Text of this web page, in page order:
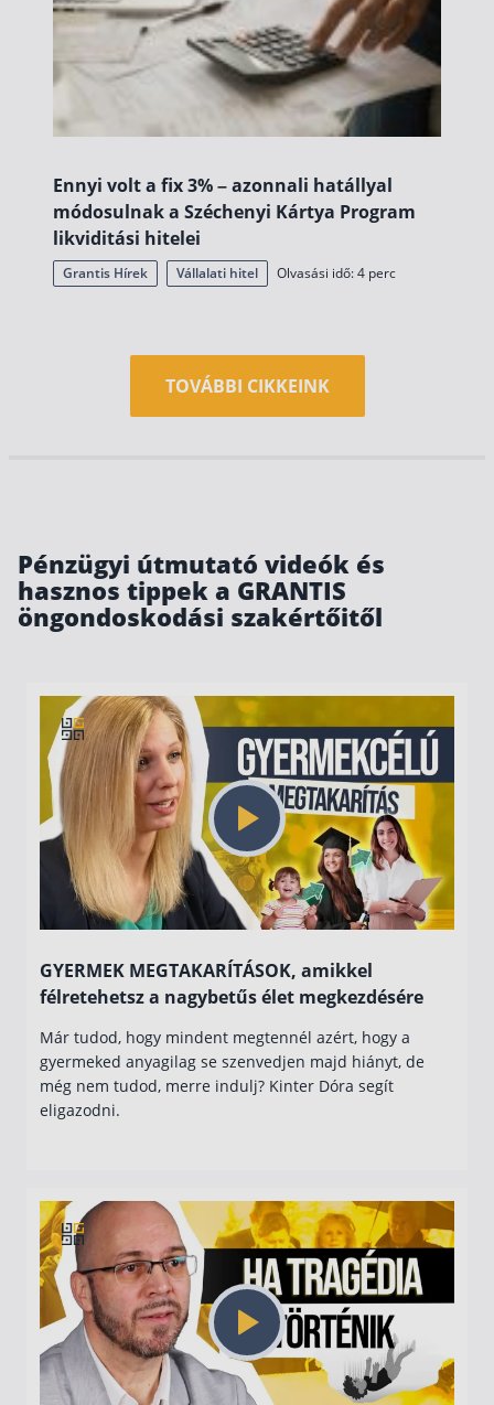
Ennyi volt a fix 3% – azonnali hatállyal
módosulnak a Széchenyi Kártya Program
likviditási hitelei
Grantis Hírek Vállalati hitel Olvasási idő: 4 perc
TOVÁBBI CIKKEINK
Pénzügyi útmutató videók és
hasznos tippek a GRANTIS
öngondoskodási szakértőitől
GYERMEK MEGTAKARÍTÁSOK, amikkel
félretehetsz a nagybetűs élet megkezdésére
Már tudod, hogy mindent megtennél azért, hogy a
gyermeked anyagilag se szenvedjen majd hiányt, de
még nem tudod, merre indulj? Kinter Dóra segít
eligazodni.